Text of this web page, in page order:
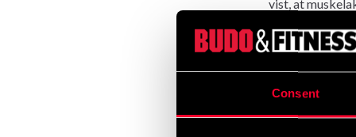
Consent
vist, at
tyngdekraften
Fordelene ved
hverdags- og